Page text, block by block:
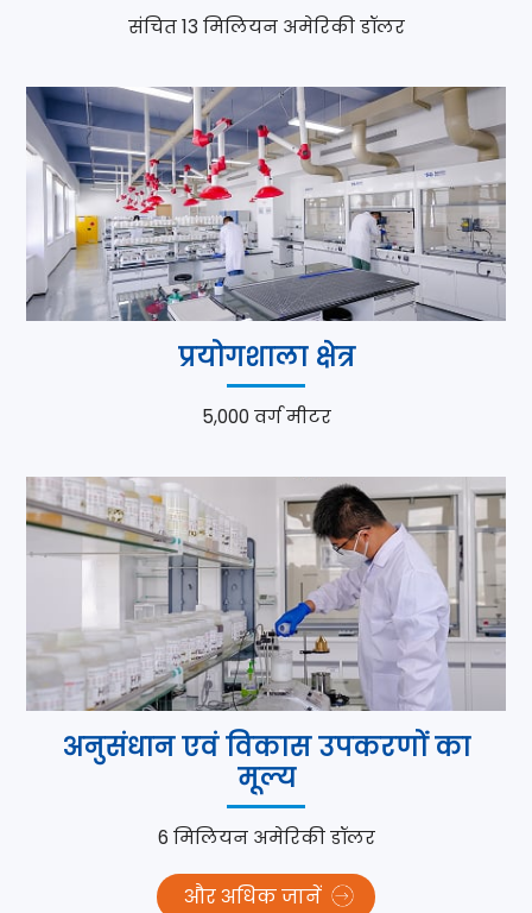
संचित 13 मिलियन अमेरिकी डॉलर
प्रयोगशाला क्षेत्र
5,000 वर्ग मीटर
अनुसंधान एवं विकास उपकरणों का
मूल्य
6 मिलियन अमेरिकी डॉलर
और अधिक जानें